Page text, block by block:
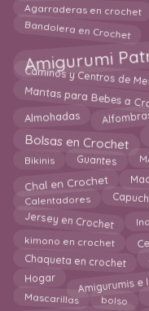
Agarraderas en crochet
Bandolera en Crochet
Amigurumi
Caminos y Centros de
Mantas para Bebes a
Almohadas
Bolsas en Crochet
Bikinis Guantes
Chal en Crochet
Calentadores
Jersey en Crochet
kimono en crochet
Chaqueta en crochet
Hogar Amigurumis
Mascarillas bolso